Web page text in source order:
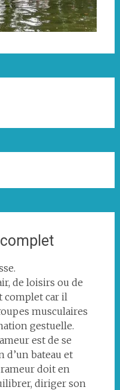
de loisirs ou de
complet car il
musculaires
gestuelle.
est de se
d’un bateau et
rameur doit en
diriger son